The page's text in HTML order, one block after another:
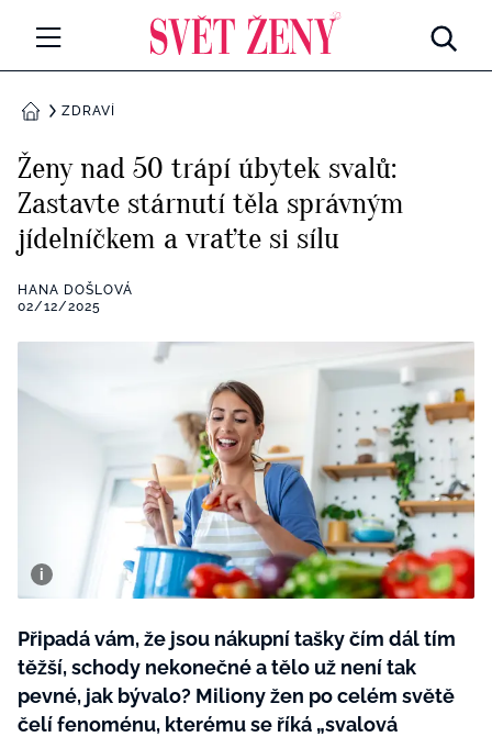
CELEBRITY
Všechny kategorie
Rozhovory
RETROHUBKY
Všechny kategorie
Seberozvoj
Všechny kategorie
Všechny kategorie
Všechny kategorie
Rady a tipy
BurdaMedia
Extra
SVĚT ŽENY - 599 KČ
ROČNÍ PŘEDPLATNÉ SVĚT ŽENY +
DOMŮZDRAVÍ
Ženy nad 50 trápí úbytek svalů:
Zastavte stárnutí těla správným
jídelníčkem a vraťte si sílu
HANA DOŠLOVÁ
02/12/2025
Připadá vám, že jsou nákupní tašky čím dál tím
těžší, schody nekonečné a tělo už není tak
pevné, jak bývalo? Miliony žen po celém světě
čelí fenoménu, kterému se říká „svalová